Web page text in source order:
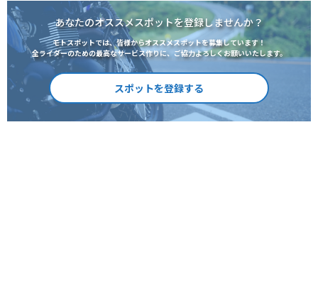
あなたのオススメスポットを登録しませんか？
モトスポットでは、皆様からオススメスポットを募集しています！
全ライダーのための最高なサービス作りに、ご協力よろしくお願いいたします。
スポットを登録する